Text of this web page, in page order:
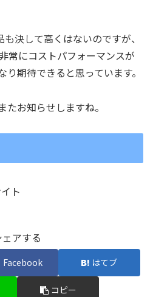
決して高くはないのですが、
常にコストパフォーマンスが
期待できると思っています。
お知らせしますね。
ト
ェアする
Facebook はてブ
コピー